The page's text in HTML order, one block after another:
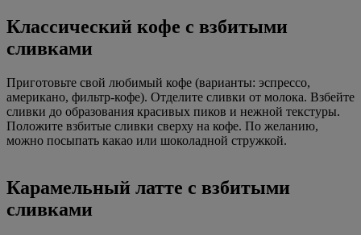
Классический кофе с взбитыми
сливками
Приготовьте свой любимый кофе (варианты: эспрессо,
американо, фильтр-кофе). Отделите сливки от молока. Взбейте
сливки до образования красивых пиков и нежной текстуры.
Положите взбитые сливки сверху на кофе. По желанию,
можно посыпать какао или шоколадной стружкой.
Карамельный латте с взбитыми
сливками